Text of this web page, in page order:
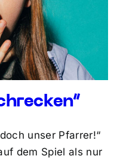
unser Pfarrer!“
dem Spiel als nur